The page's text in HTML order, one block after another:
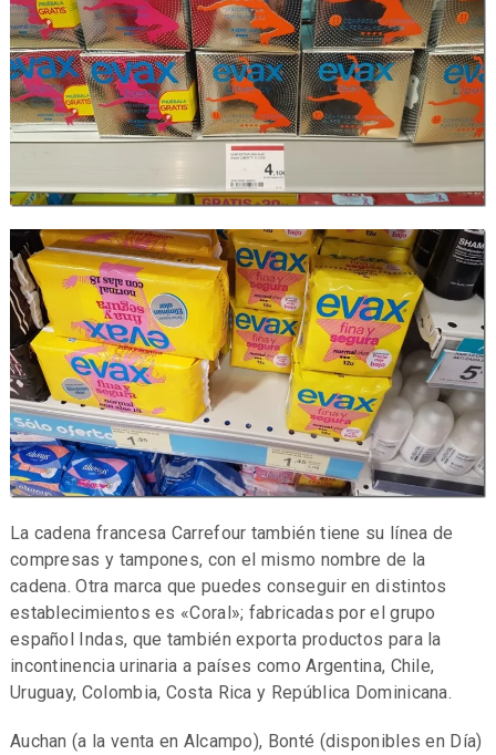
La cadena francesa Carrefour también tiene su línea de
compresas y tampones, con el mismo nombre de la
cadena. Otra marca que puedes conseguir en distintos
establecimientos es «Coral»; fabricadas por el grupo
español Indas, que también exporta productos para la
incontinencia urinaria a países como Argentina, Chile,
Uruguay, Colombia, Costa Rica y República Dominicana.
Auchan (a la venta en Alcampo), Bonté (disponibles en Día)